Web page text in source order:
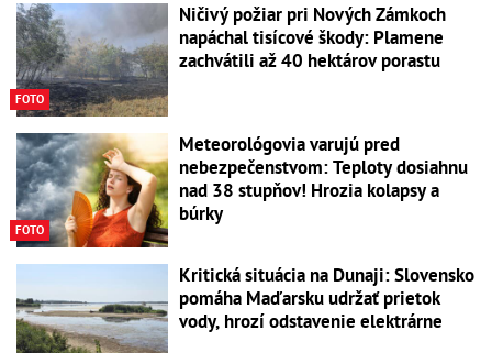
FOTO
Ničivý požiar pri Nových Zámkoch
napáchal tisícové škody: Plamene
zachvátili až 40 hektárov porastu
FOTO
Meteorológovia varujú pred
nebezpečenstvom: Teploty dosiahnu
nad 38 stupňov! Hrozia kolapsy a
búrky
Kritická situácia na Dunaji: Slovensko
pomáha Maďarsku udržať prietok
vody, hrozí odstavenie elektrárne